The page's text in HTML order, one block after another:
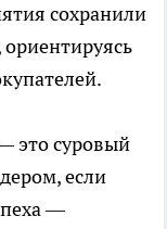
сохранили
это суровый
если
—